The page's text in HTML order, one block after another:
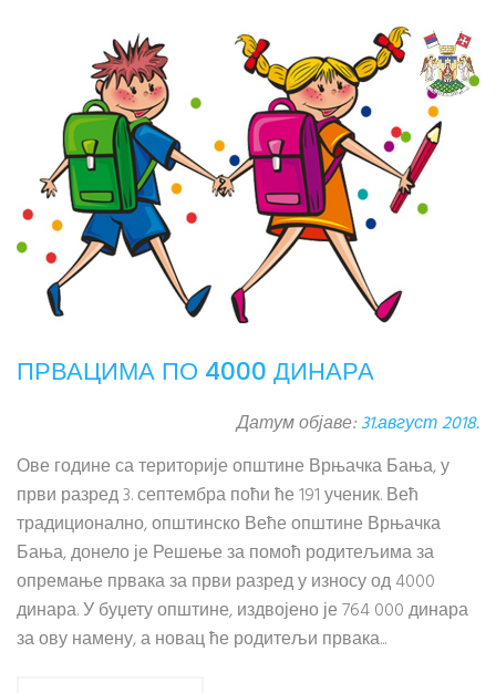
ПРВАЦИМА ПО 4000 ДИНАРА
Датум објаве:31.август 2018.
Ове године са територије општине Врњачка Бања, у
први разред 3. септембра поћи ће 191 ученик. Већ
традиционално, општинско Веће општине Врњачка
Бања, донело је Решење за помоћ родитељима за
опремање првака за први разред у износу од 4000
динара. У буџету општине, издвојено је 764 000 динара
за ову намену, а новац ће родитељи првака...